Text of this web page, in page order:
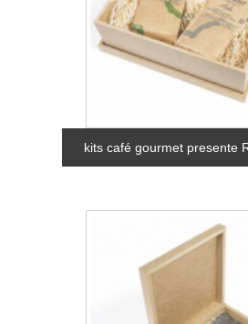
kits café gourmet presente